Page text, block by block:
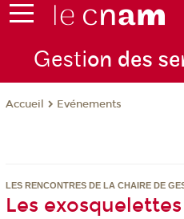
Gestion des
Accueil Evénements
LES RENCONTRES DE LA CHAIRE DE
Les